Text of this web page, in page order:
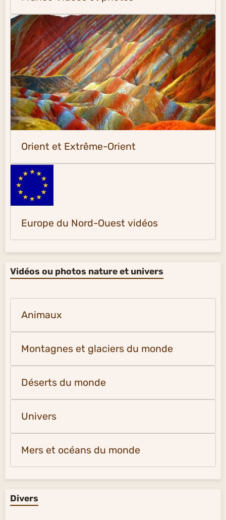
Orient et Extrême-Orient
Europe du Nord-Ouest vidéos
Vidéos ou photos nature et univers
Animaux
Montagnes et glaciers du monde
Déserts du monde
Univers
Mers et océans du monde
Divers